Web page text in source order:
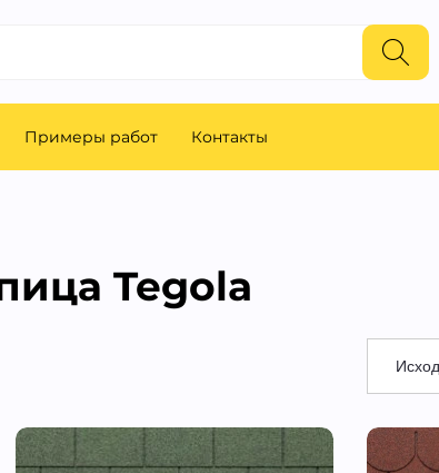
Примеры работ Контакты
Tegola